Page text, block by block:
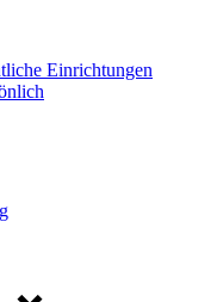
Einrichtungen